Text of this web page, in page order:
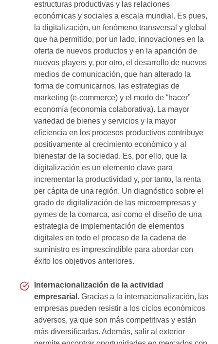
estructuras productivas y las relaciones
económicas y sociales a escala mundial. Es pues,
la digitalización, un fenómeno transversal y global
que ha permitido, por un lado, innovaciones en la
oferta de nuevos productos y en la aparición de
nuevos players y, por otro, el desarrollo de nuevos
medios de comunicación, que han alterado la
forma de comunicarnos, las estrategias de
marketing (e-commerce) y el modo de “hacer”
economía (economía colaborativa). La mayor
variedad de bienes y servicios y la mayor
eficiencia en los procesos productivos contribuye
positivamente al crecimiento económico y al
bienestar de la sociedad. Es, por ello, que la
digitalización es un elemento clave para
incrementar la productividad y, por tanto, la renta
per cápita de una región. Un diagnóstico sobre el
grado de digitalización de las microempresas y
pymes de la comarca, así como el diseño de una
estrategia de implementación de elementos
digitales en todo el proceso de la cadena de
suministro es imprescindible para abordar con
éxito los objetivos anteriores.
Internacionalización de la actividad
empresarial . Gracias a la internacionalización, las
empresas pueden resistir a los ciclos económicos
adversos, ya que son más competitivas y están
más diversificadas. Además, salir al exterior